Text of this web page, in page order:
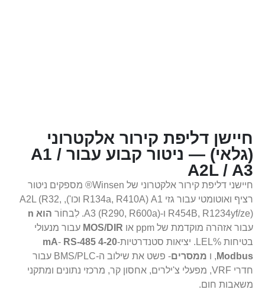
חיישן דליפת קירור אלקטרוני
(גלאי) — ניטור קבוע עבור A1 /
A2L / A3
חיישני דליפת קירור אלקטרוני של Winsen® מספקים ניטור
רציף ואוטומטי עבור גזי A1 (R134a, R410A וכו'), A2L (R32,
R454B, R1234yf/ze) ו-A3 (R290, R600a). לִבחוֹר
הוא n
עבור אזהרה מוקדמת של ppm או
MOS/DIR עבור מנעולי
בטיחות %LEL. יציאות סטנדרטיות-
4-20 mA
- RS-485
Modbus , ו ממסרים
- פשט את שילוב ה-BMS/PLC עבור
חדרי VRF, מפעלי צ'ילרים, אחסון קר, מרכזי נתונים ומתקני
משאבות חום.